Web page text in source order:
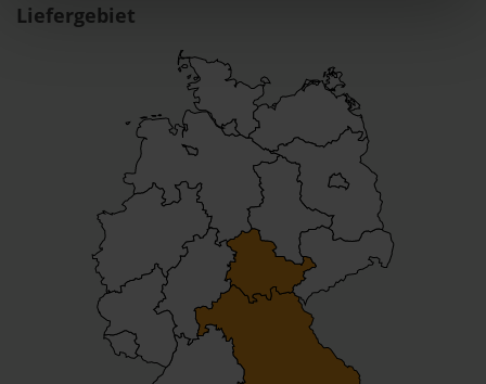
Liefergebiet